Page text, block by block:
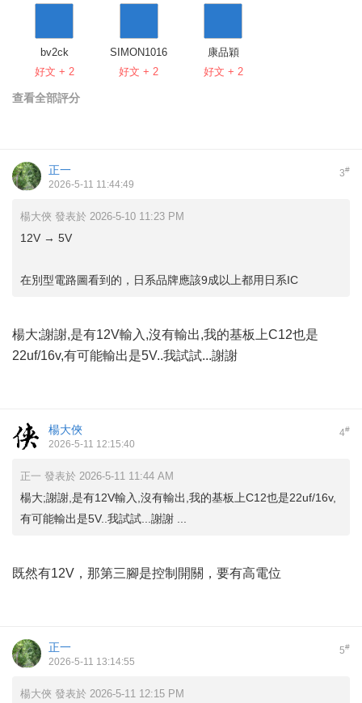
bv2ck
好文 + 2
SIMON1016
好文 + 2
康品穎
好文 + 2
查看全部評分
3#
正一
2026-5-11 11:44:49
楊大俠 發表於 2026-5-10 11:23 PM
12V → 5V
在別型電路圖看到的，日系品牌應該9成以上都用日系IC
楊大;謝謝,是有12V輸入,沒有輸出,我的基板上C12也是
22uf/16v,有可能輸出是5V..我試試...謝謝
4#
楊大俠
2026-5-11 12:15:40
正一 發表於 2026-5-11 11:44 AM
楊大;謝謝,是有12V輸入,沒有輸出,我的基板上C12也是22uf/16v,
有可能輸出是5V..我試試...謝謝 ...
既然有12V，那第三腳是控制開關，要有高電位
5#
正一
2026-5-11 13:14:55
楊大俠 發表於 2026-5-11 12:15 PM